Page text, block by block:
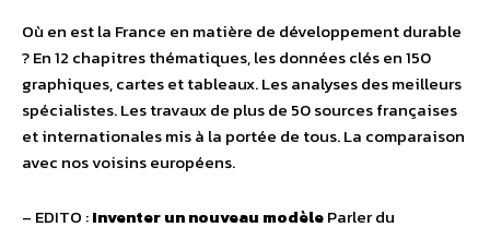
Où en est la France en matière de développement durable
? En 12 chapitres thématiques, les données clés en 150
graphiques, cartes et tableaux. Les analyses des meilleurs
spécialistes. Les travaux de plus de 50 sources françaises
et internationales mis à la portée de tous. La comparaison
avec nos voisins européens.
– EDITO :Inventer un nouveau modèleParler du